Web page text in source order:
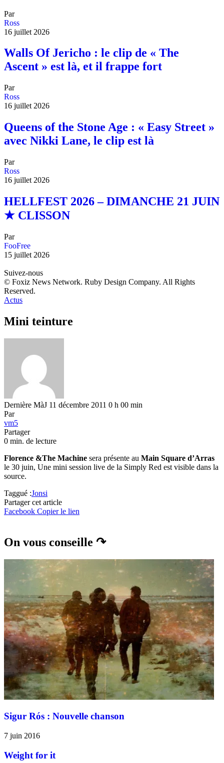
Par
Ross
16 juillet 2026
Walls Of Jericho : le clip de « The
Ascent » est là, et il frappe fort
Par
Ross
16 juillet 2026
Queens of the Stone Age : « Easy Street »
avec Nikki Lane, le clip est là
Par
Ross
16 juillet 2026
HELLFEST 2026 – DIMANCHE 21 JUIN
★ CLISSON
Par
FooFree
15 juillet 2026
Suivez-nous
© Foxiz News Network. Ruby Design Company. All Rights
Reserved.
Actus
Mini teinture
Dernière MàJ 11 décembre 2011 0 h 00 min
Par
vm5
Partager
0 min. de lecture
Florence &The Machine sera présente au Main Square d’Arras
le 30 juin, Une mini session live de la Simply Red est visible dans la
source.
Taggué :Jonsi
Partager cet article
Facebook Copier le lien
On vous conseille ↷
Sigur Rós : Nouvelle chanson
7 juin 2016
Weight for it